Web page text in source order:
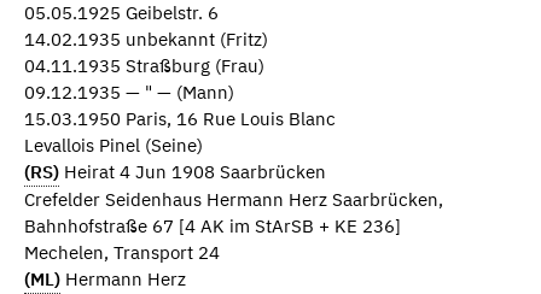
05.05.1925 Geibelstr. 6
14.02.1935 unbekannt (Fritz)
04.11.1935 Straßburg (Frau)
09.12.1935 — " — (Mann)
15.03.1950 Paris, 16 Rue Louis Blanc
Levallois Pinel (Seine)
(RS) Heirat 4 Jun 1908 Saarbrücken
Crefelder Seidenhaus Hermann Herz Saarbrücken,
Bahnhofstraße 67 [4 AK im StArSB + KE 236]
Mechelen, Transport 24
(ML) Hermann Herz